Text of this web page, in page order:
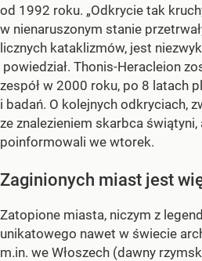
od 1992 roku. „Odkrycie tak
w nienaruszonym stanie
licznych kataklizmów, jest
powiedział. Thonis-Heracleion
zespół w 2000 roku, po 8 latach
i badań. O kolejnych odkryciach,
ze znalezieniem skarbca
poinformowali we wtorek.
Zaginionych miast jest
Zatopione miasta, niczym z
unikatowego nawet w świecie
m.in. we Włoszech (dawny